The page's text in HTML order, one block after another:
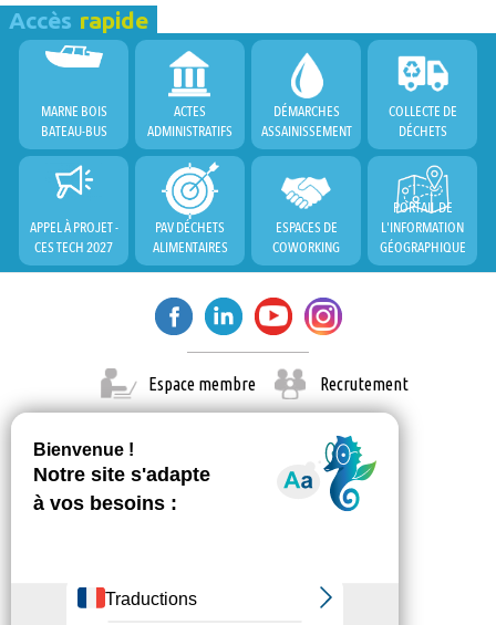
Accès rapide
MARNE BOIS
BATEAU-BUS
ACTES
ADMINISTRATIFS
DÉMARCHES
ASSAINISSEMENT
COLLECTE DE
DÉCHETS
APPEL À PROJET -
CES TECH 2027
PAV DÉCHETS
ALIMENTAIRES
ESPACES DE
COWORKING
PORTAIL DE
L'INFORMATION
GÉOGRAPHIQUE
Espace membre Recrutement